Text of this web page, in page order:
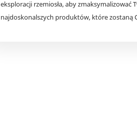
eksploracji rzemiosła, aby
najdoskonalszych produktów, które zostaną